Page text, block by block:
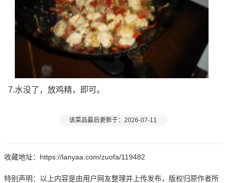
7.水没了，放鸡精，即可。
该菜品最后更新于：2026-07-11
收藏地址：https://lanyaa.com/zuofa/119482
特别声明：以上内容是由用户网友整理并上传发布，版权归原作者所